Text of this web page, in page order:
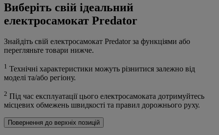
Виберіть свій ідеальний
електросамокат Predator
Знайдіть свій електросамокат Predator за функціями або
перегляньте товари нижче.
1 Технічні характеристики можуть різнитися залежно від
моделі та/або регіону.
2 Під час експлуатації цього електросамоката дотримуйтесь
місцевих обмежень швидкості та правил дорожнього руху.
Повернення до верхніх позицій